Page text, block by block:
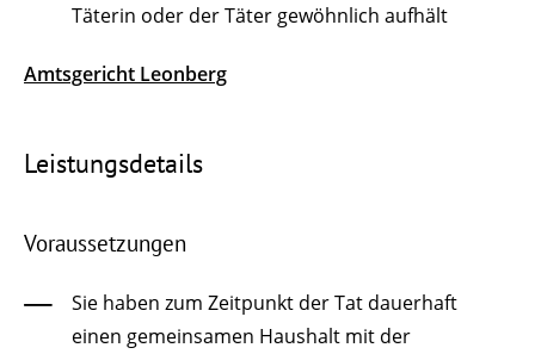
Täterin oder der Täter gewöhnlich aufhält
Amtsgericht Leonberg
Leistungsdetails
Voraussetzungen
Sie haben zum Zeitpunkt der Tat dauerhaft
einen gemeinsamen Haushalt mit der